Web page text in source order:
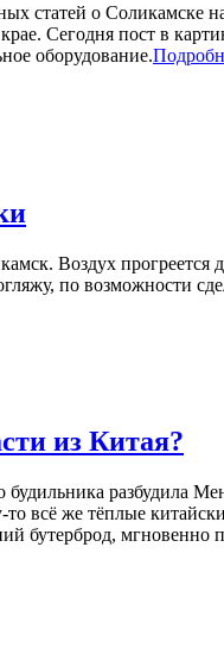
статей о Соликамске
Сегодня пост в
оборудование.
Воздух
по возможности
из Китая?
будильника разбудила
всё же тёплые
бутерброд, мгновенно